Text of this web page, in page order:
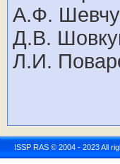
А.Ф.
Д.В.
Л.И.
ISSP RAS © 2004 - 2023 All